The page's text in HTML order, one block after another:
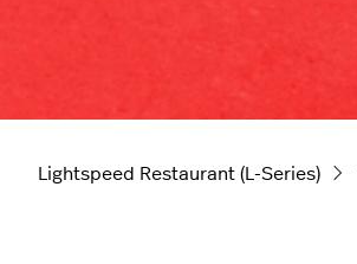
Lightspeed Restaurant (L-Series)